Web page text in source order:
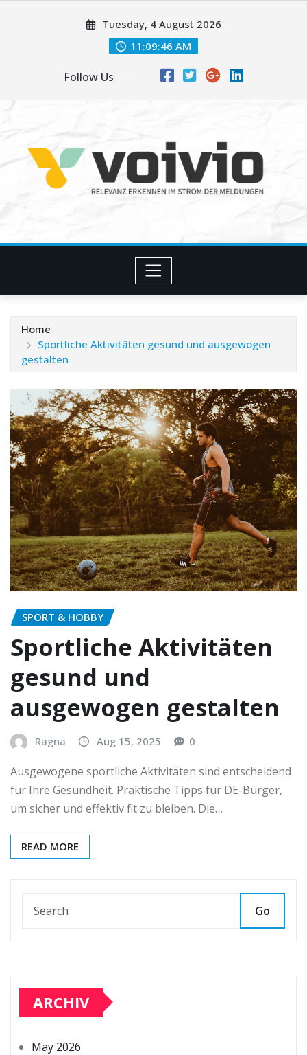
Tuesday, 4 August 2026
11:09:47 AM
Follow Us
Home
Sportliche Aktivitäten gesund und ausgewogen
gestalten
SPORT & HOBBY
Sportliche Aktivitäten
gesund und
ausgewogen gestalten
Ragna Aug 15, 2025 0
Ausgewogene sportliche Aktivitäten sind entscheidend
für Ihre Gesundheit. Praktische Tipps für DE-Bürger,
um sicher und effektiv fit zu bleiben. Die…
READ MORE
Go
ARCHIV
May 2026